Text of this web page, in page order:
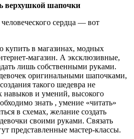
верхушкой шапочки
сердца — вот
в магазинах, модных
магазин. А эксклюзивные,
лишь собственными руками.
оригинальными шапочками,
такого шедевра не
навыков и умений, высокого
знать , умение «читать»
в схемах, желание создать
своими руками. Связать
представленные мастер-классы.